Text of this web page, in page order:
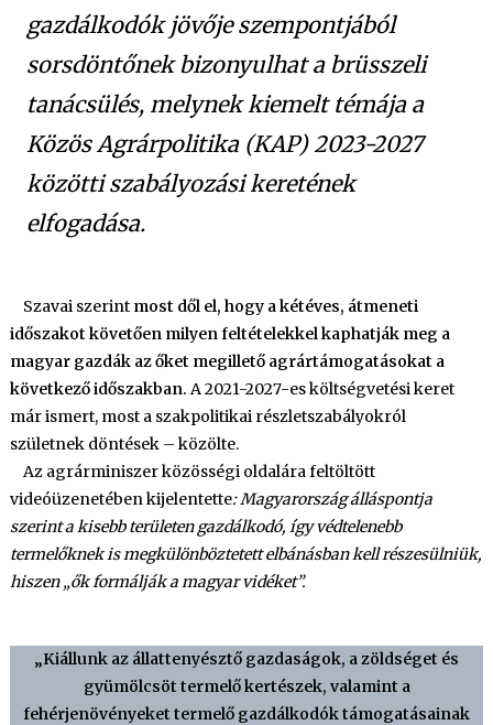
gazdálkodók jövője szempontjából
sorsdöntőnek bizonyulhat a brüsszeli
tanácsülés, melynek kiemelt témája a
Közös Agrárpolitika (KAP) 2023-2027
közötti szabályozási keretének
elfogadása.
Szavai szerint most dől el, hogy a kétéves, átmeneti
időszakot követően milyen feltételekkel kaphatják meg a
magyar gazdák az őket megillető agrártámogatásokat a
következő időszakban. A 2021-2027-es költségvetési keret
már ismert, most a szakpolitikai részletszabályokról
születnek döntések – közölte.
Az agrárminiszer közösségi oldalára feltöltött
videóüzenetében kijelentette: Magyarország álláspontja
szerint a kisebb területen gazdálkodó, így védtelenebb
termelőknek is megkülönböztetett elbánásban kell részesülniük,
hiszen „ők formálják a magyar vidéket”.
„Kiállunk az állattenyésztő gazdaságok, a zöldséget és
gyümölcsöt termelő kertészek, valamint a
fehérjenövényeket termelő gazdálkodók támogatásainak